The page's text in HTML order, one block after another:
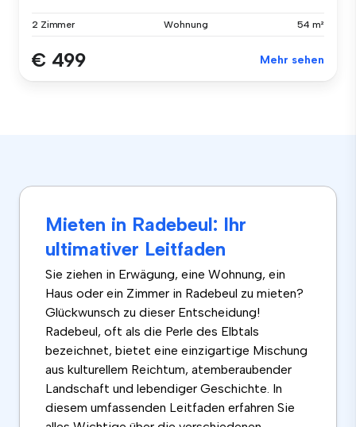
2 Zimmer Wohnung 54 m²
€ 499 Mehr sehen
Mieten in Radebeul: Ihr
ultimativer Leitfaden
Sie ziehen in Erwägung, eine Wohnung, ein
Haus oder ein Zimmer in Radebeul zu mieten?
Glückwunsch zu dieser Entscheidung!
Radebeul, oft als die Perle des Elbtals
bezeichnet, bietet eine einzigartige Mischung
aus kulturellem Reichtum, atemberaubender
Landschaft und lebendiger Geschichte. In
diesem umfassenden Leitfaden erfahren Sie